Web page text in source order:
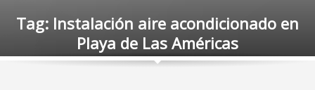
Tag: Instalación aire acondicionado en
Playa de Las Américas